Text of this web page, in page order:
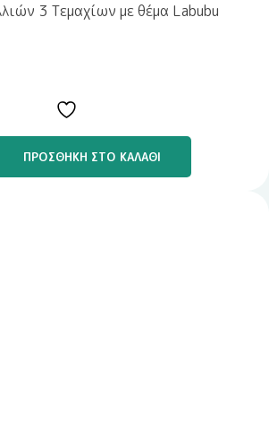
3 Τεμαχίων με θέμα Labubu
ΠΡΟΣΘΉΚΗ ΣΤΟ ΚΑΛΆΘΙ